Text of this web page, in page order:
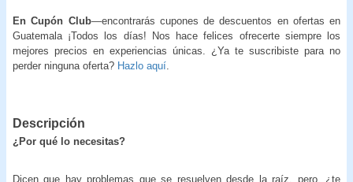
En Cupón Club—encontrarás cupones de descuentos en ofertas en
Guatemala ¡Todos los días! Nos hace felices ofrecerte siempre los
mejores precios en experiencias únicas. ¿Ya te suscribiste para no
perder ninguna oferta? Hazlo aquí
Descripción
¿Por qué lo necesitas?
Dicen que hay problemas que se resuelven desde la raíz, pero, ¿te